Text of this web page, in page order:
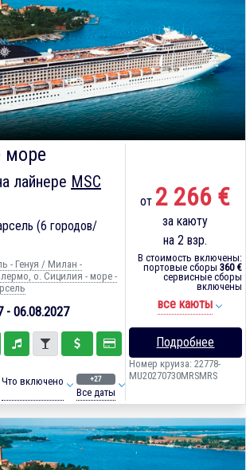
море
лайнере MSC
(6 городов/
- Генуя / Милан -
о. Сицилия - море -
- 06.08.2027
Что включено +27
Все даты
от 2 266 €
за каюту
на 2 взр.
В стоимость включены:
портовые сборы 360 €
сервисные сборы
включены
все каюты
Подробнее
Номер круиза: 22778-
MU20270730MRSMRS